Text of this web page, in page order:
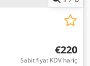
€220
Sabit fiyat KDV hariç